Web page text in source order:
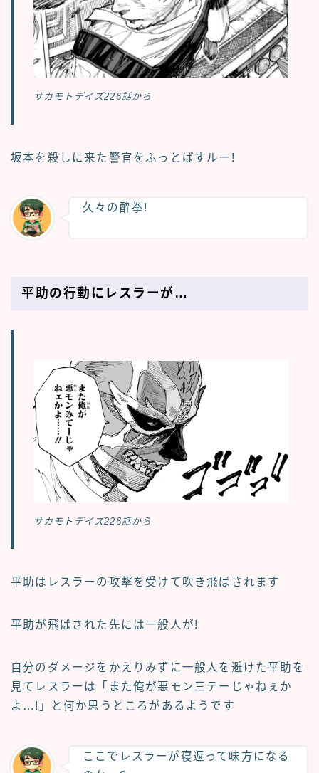
サカモトデイズ226話から
坂本を殺しに来た警官をふっとばすルー!
久々の酔拳!
平助の行動にレスラーが…
サカモトデイズ226話から
平助はレスラーの攻撃を受けて吹き飛ばされます
平助が飛ばされた先には一般人が!
自分のダメージをかえりみずに一般人を避けた平助を
見てレスラーは「また俺が悪モン三テーじゃねぇか
よ…!」と何か思うところがあるようです
ここでレスラーが寝返って味方になる